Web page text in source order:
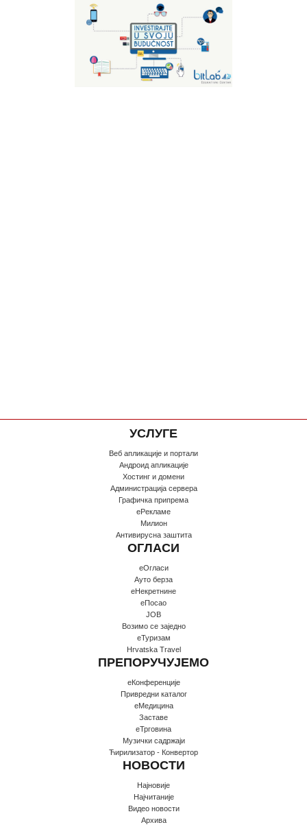
УСЛУГЕ
Веб апликације и портали
Андроид апликације
Хостинг и домени
Администрација сервера
Графичка припрема
еРекламе
Милион
Антивирусна заштита
ОГЛАСИ
еОгласи
Ауто берза
еНекретнине
еПосао
JOB
Возимо се заједно
еТуризам
Hrvatska Travel
ПРЕПОРУЧУЈЕМО
еКонференције
Привредни каталог
еМедицина
Заставе
еТрговина
Музички садржаји
Ћирилизатор - Конвертор
НОВОСТИ
Најновије
Најчитаније
Видео новости
Архива